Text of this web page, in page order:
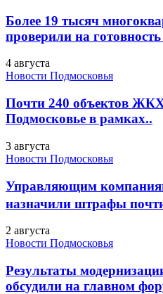
Более 19 тысяч
проверили на
4 августа
Новости Подмосковья
Почти 240 объектов
Подмосковье в рамках..
3 августа
Новости Подмосковья
Управляющим
назначили штрафы
2 августа
Новости Подмосковья
Результаты
обсудили на главном